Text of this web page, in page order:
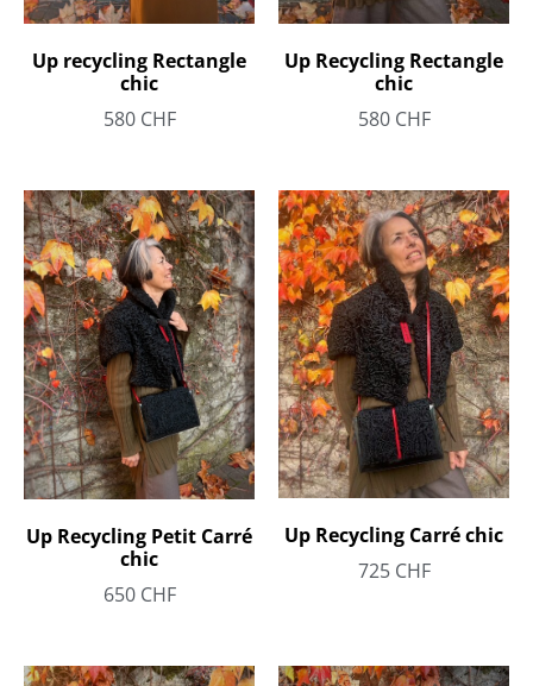
Up recycling Rectangle
chic
580 CHF
Up Recycling Rectangle
chic
580 CHF
Up Recycling Petit Carré
chic
650 CHF
Up Recycling Carré chic
725 CHF